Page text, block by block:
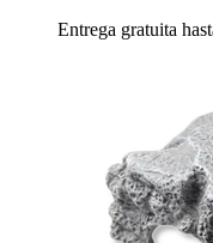
Entrega gratuita